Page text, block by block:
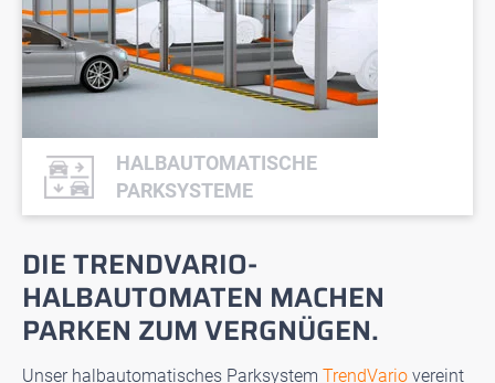
HALBAUTOMATISCHE
PARKSYSTEME
DIE TRENDVARIO-
HALBAUTOMATEN MACHEN
PARKEN ZUM VERGNÜGEN.
Unser halbautomatisches Parksystem TrendVario vereint